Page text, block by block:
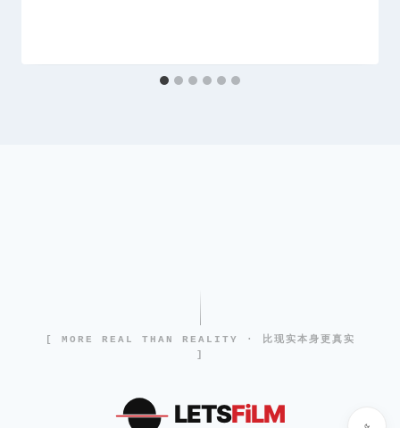
[ MORE REAL THAN REALITY · 比现实本身更真实
]
LETSFiLM